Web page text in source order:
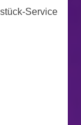
Service